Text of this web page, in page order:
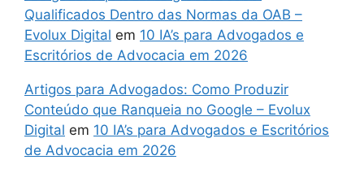
Qualificados Dentro das Normas da OAB –
Evolux Digital em 10 IA’s para Advogados e
Escritórios de Advocacia em 2026
Artigos para Advogados: Como Produzir
Conteúdo que Ranqueia no Google – Evolux
Digital em 10 IA’s para Advogados e Escritórios
de Advocacia em 2026